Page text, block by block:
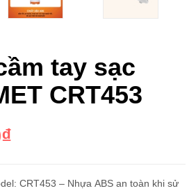
tay sạc
CRT453
CRT453 – Nhựa ABS an toàn khi sử